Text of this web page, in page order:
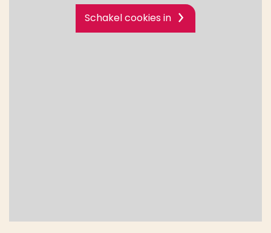
Schakel cookies in